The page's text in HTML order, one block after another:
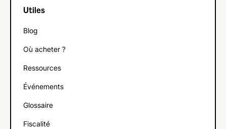
Utiles
Blog
Où acheter ?
Ressources
Événements
Glossaire
Fiscalité